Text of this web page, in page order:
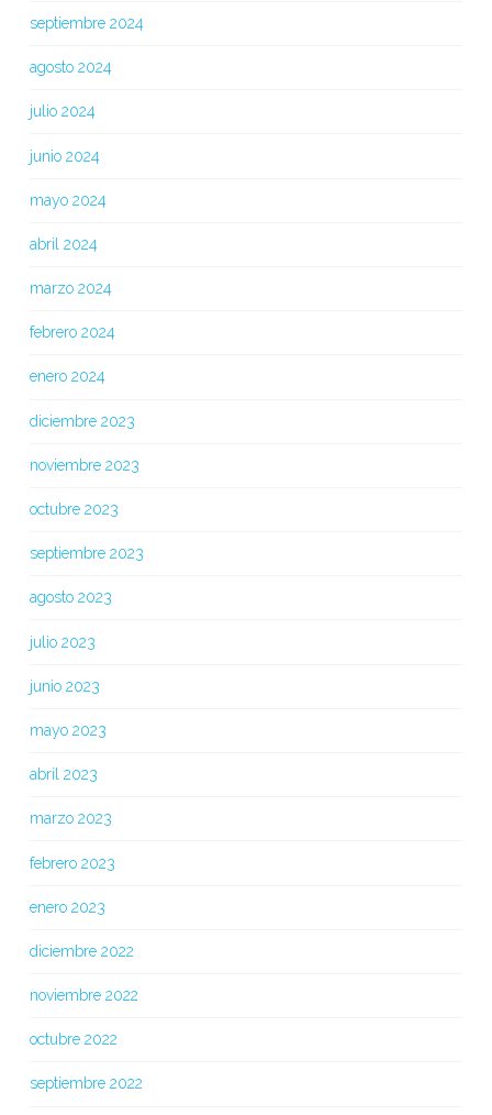
septiembre 2024
agosto 2024
julio 2024
junio 2024
mayo 2024
abril 2024
marzo 2024
febrero 2024
enero 2024
diciembre 2023
noviembre 2023
octubre 2023
septiembre 2023
agosto 2023
julio 2023
junio 2023
mayo 2023
abril 2023
marzo 2023
febrero 2023
enero 2023
diciembre 2022
noviembre 2022
octubre 2022
septiembre 2022